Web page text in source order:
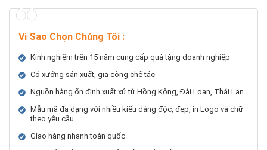
Vì Sao Chọn Chúng Tôi :
Kinh nghiệm trên 15 năm cung cấp quà tặng doanh nghiệp
Có xưởng sản xuất, gia công chế tác
Nguồn hàng ổn định xuất xứ từ Hồng Kông, Đài Loan, Thái Lan
Mẫu mã đa dạng với nhiều kiểu dáng độc, đẹp, in Logo và chữ
theo yêu cầu
Giao hàng nhanh toàn quốc